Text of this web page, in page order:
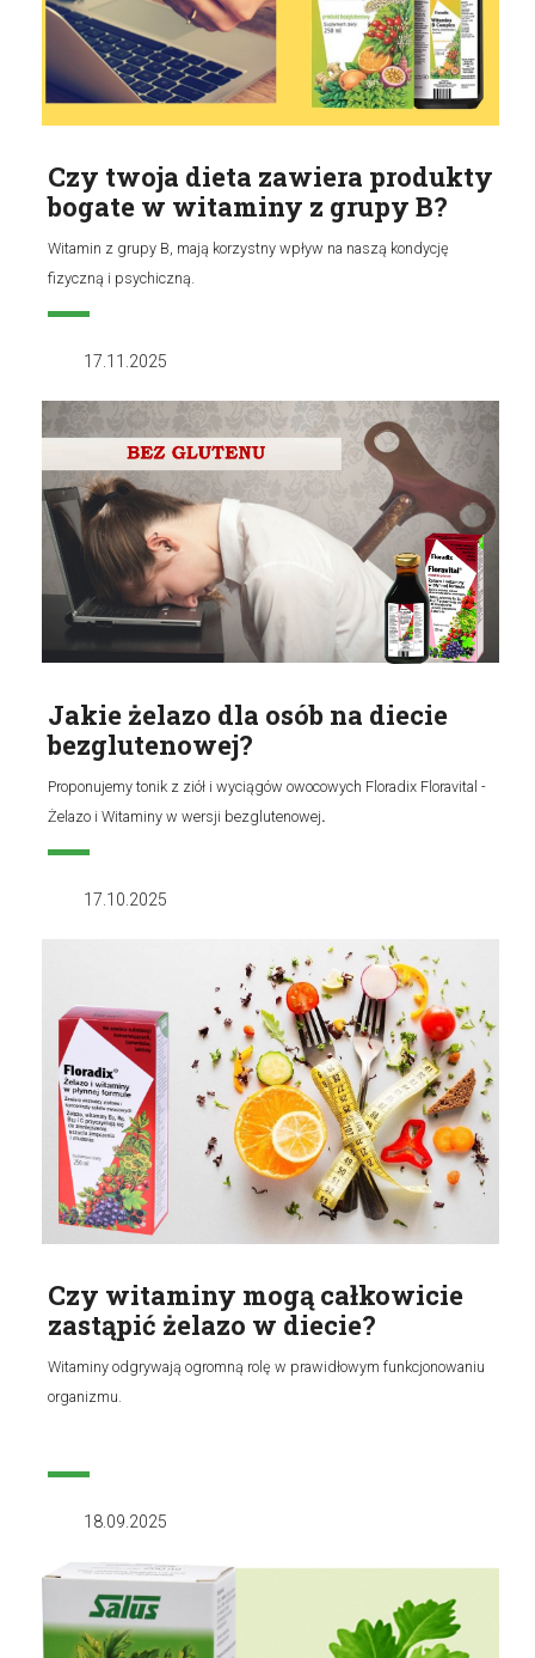
Czy twoja dieta zawiera produkty
bogate w witaminy z grupy B?
Witamin z grupy B, mają korzystny wpływ na naszą kondycję
fizyczną i psychiczną.
17.11.2025
Jakie żelazo dla osób na diecie
bezglutenowej?
Proponujemy tonik z ziół i wyciągów owocowych Floradix Floravital -
Żelazo i Witaminy w wersji bezglutenowej.
17.10.2025
Czy witaminy mogą całkowicie
zastąpić żelazo w diecie?
Witaminy odgrywają ogromną rolę w prawidłowym funkcjonowaniu
organizmu.
18.09.2025